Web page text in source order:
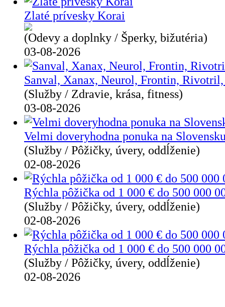
Zlaté prívesky Korai
(Odevy a doplnky / Šperky, bižutéria)
03-08-2026
Sanval, Xanax, Neurol, Frontin,
(Služby / Zdravie, krása, fitness)
03-08-2026
Velmi doveryhodna ponuka na
(Služby / Pôžičky, úvery, oddĺženie)
02-08-2026
Rýchla pôžička od 1 000 € do 500 000
(Služby / Pôžičky, úvery, oddĺženie)
02-08-2026
Rýchla pôžička od 1 000 € do 500 000
(Služby / Pôžičky, úvery, oddĺženie)
02-08-2026